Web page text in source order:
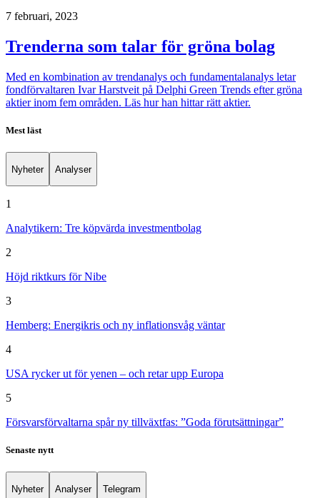
7 februari, 2023
Trenderna som talar för gröna bolag
Med en kombination av trendanalys och fundamentalanalys letar
fondförvaltaren Ivar Harstveit på Delphi Green Trends efter gröna
aktier inom fem områden. Läs hur han hittar rätt aktier.
Mest läst
Nyheter Analyser
1
Analytikern: Tre köpvärda investmentbolag
2
Höjd riktkurs för Nibe
3
Hemberg: Energikris och ny inflationsvåg väntar
4
USA rycker ut för yenen – och retar upp Europa
5
Försvarsförvaltarna spår ny tillväxtfas: ”Goda förutsättningar”
Senaste nytt
Nyheter Analyser Telegram